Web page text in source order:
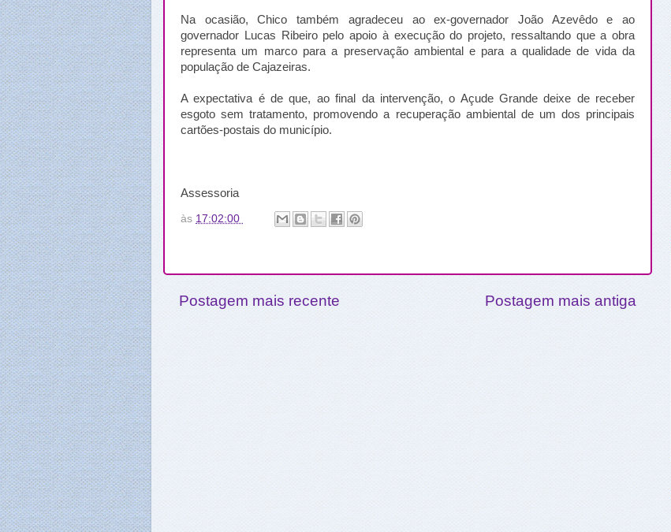
Na ocasião, Chico também agradeceu ao ex-governador João Azevêdo e ao
governador Lucas Ribeiro pelo apoio à execução do projeto, ressaltando que a obra
representa um marco para a preservação ambiental e para a qualidade de vida da
população de Cajazeiras.
A expectativa é de que, ao final da intervenção, o Açude Grande deixe de receber
esgoto sem tratamento, promovendo a recuperação ambiental de um dos principais
cartões-postais do município.
Assessoria
às 17:02:00
Postagem mais recente Postagem mais antiga